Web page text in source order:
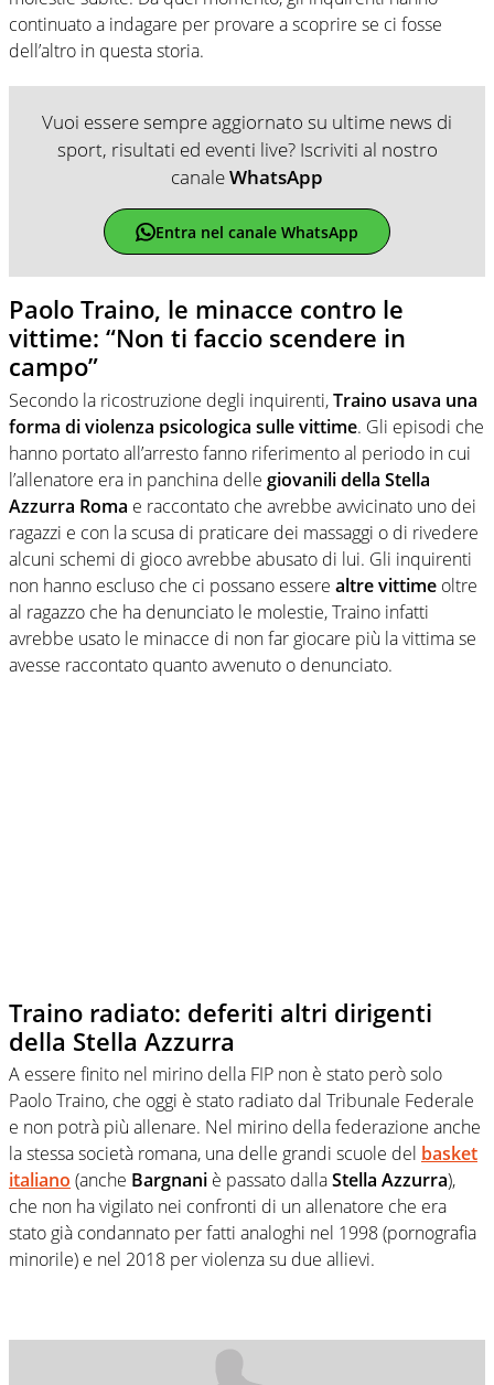
continuato a indagare per provare a scoprire se ci fosse
dell’altro in questa storia.
Vuoi essere sempre aggiornato su ultime news di
sport, risultati ed eventi live? Iscriviti al nostro
canaleWhatsApp
Entra nel canale WhatsApp
Paolo Traino, le minacce contro le
vittime: “Non ti faccio scendere in
campo”
Secondo la ricostruzione degli inquirenti,Traino usava una
forma di violenza psicologica sulle vittime. Gli episodi che
hanno portato all’arresto fanno riferimento al periodo in cui
l’allenatore era in panchina delle giovanili della Stella
Azzurra Roma e raccontato che avrebbe avvicinato uno dei
ragazzi e con la scusa di praticare dei massaggi o di rivedere
alcuni schemi di gioco avrebbe abusato di lui. Gli inquirenti
non hanno escluso che ci possano essere altre vittime oltre
al ragazzo che ha denunciato le molestie, Traino infatti
avrebbe usato le minacce di non far giocare più la vittima se
avesse raccontato quanto avvenuto o denunciato.
Traino radiato: deferiti altri dirigenti
della Stella Azzurra
A essere finito nel mirino della FIP non è stato però solo
Paolo Traino, che oggi è stato radiato dal Tribunale Federale
e non potrà più allenare. Nel mirino della federazione anche
la stessa società romana, una delle grandi scuole del basket
italiano (anche Bargnani è passato dallaStella Azzurra),
che non ha vigilato nei confronti di un allenatore che era
stato già condannato per fatti analoghi nel 1998 (pornografia
minorile) e nel 2018 per violenza su due allievi.